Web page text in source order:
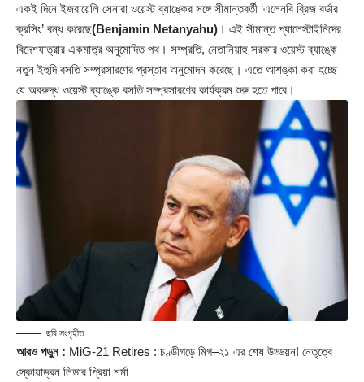
একই দিনে ইজরায়েলি সেনারা ওয়েস্ট ব্যাঙ্কের সঙ্গে সীমান্তবর্তী ‘এলেনবি ব্রিজ বর্ডার
ক্রসিং’ বন্ধ করেছে(Benjamin Netanyahu) । এই সীমান্ত প্যালেস্টাইনিদের
বিদেশযাত্রার একমাত্র অনুমোদিত পথ। সম্প্রতি, নেতানিয়াহু সরকার ওয়েস্ট ব্যাঙ্কে
নতুন ইহুদি বসতি সম্প্রসারণের প্রস্তাব অনুমোদন করেছে। এতে আশঙ্কা করা হচ্ছে
যে অবরুদ্ধ ওয়েস্ট ব্যাঙ্কে বসতি সম্প্রসারণের কার্যক্রম শুরু হতে পারে।
ছবি সংগৃহীত
আরও পড়ুন : MiG-21 Retires : চণ্ডীগড়ে মিগ–২১ এর শেষ উড্ডয়ন! নেতৃত্বে
স্কোয়াড্রন লিডার প্রিয়া শর্মা